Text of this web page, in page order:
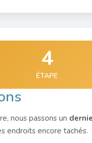
4
ÉTAPE
nous passons un
endroits encore tachés.